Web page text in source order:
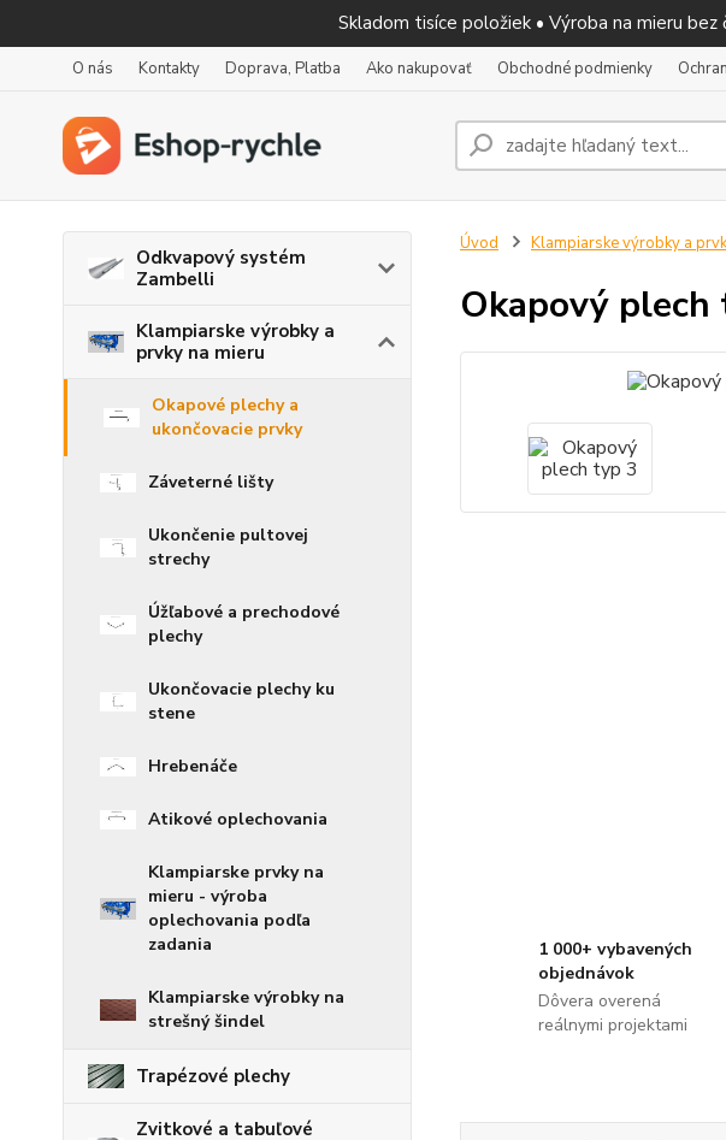
Skladom tisíce položiek • Výroba na mieru
O nás Kontakty Doprava, Platba Ako nakupovať Obchodné podmienky
Odkvapový systém
Zambelli
Klampiarske výrobky a
prvky na mieru
Okapové plechy a
ukončovacie prvky
Záveterné lišty
Ukončenie pultovej
strechy
Úžľabové a prechodové
plechy
Ukončovacie plechy ku
stene
Hrebenáče
Atikové oplechovania
Klampiarske prvky na
mieru - výroba
oplechovania podľa
zadania
Klampiarske výrobky na
strešný šindel
Trapézové plechy
Zvitkové a tabuľové
Úvod Klampiarske výrobky a
Okapový plech
1 000+ vybavených
objednávok
Dôvera overená
reálnymi projektami